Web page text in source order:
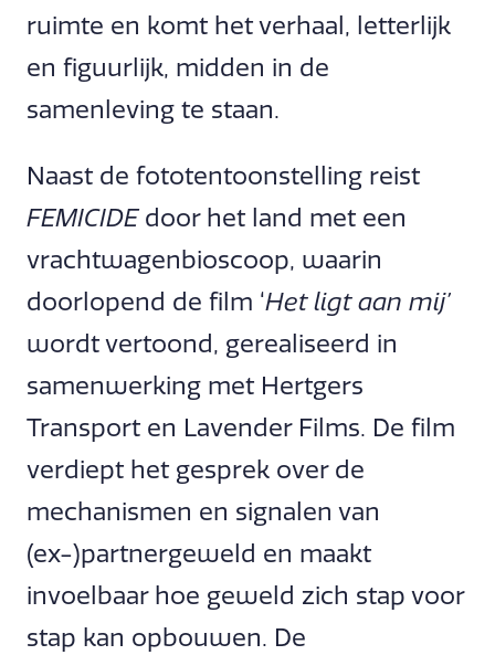
ruimte en komt het verhaal, letterlijk
en figuurlijk, midden in de
samenleving te staan.
Naast de fototentoonstelling reist
FEMICIDEdoor het land met een
vrachtwagenbioscoop, waarin
doorlopend de film ‘Het ligt aan mij’
wordt vertoond, gerealiseerd in
samenwerking met Hertgers
Transport en Lavender Films. De film
verdiept het gesprek over de
mechanismen en signalen van
(ex-)partnergeweld en maakt
invoelbaar hoe geweld zich stap voor
stap kan opbouwen. De